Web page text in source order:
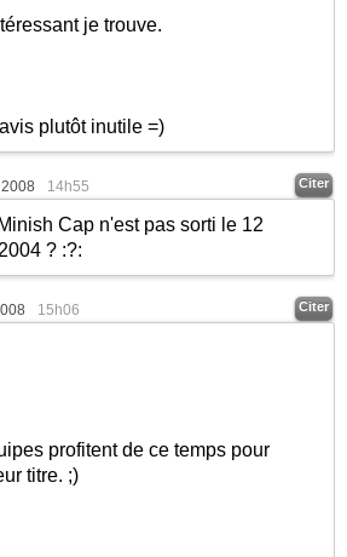
je trouve.
plutôt inutile =)
14h55 Citer
Cap n'est pas sorti le 12
? :?:
15h06 Citer
profitent de ce temps pour
titre. ;)